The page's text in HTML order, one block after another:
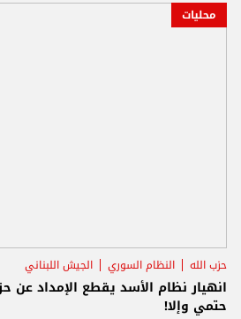
محليات
حزب الله النظام السوري الجيش اللبناني
انهيار نظام الأسد يقطع الإمداد عن
حتمي وإلا!